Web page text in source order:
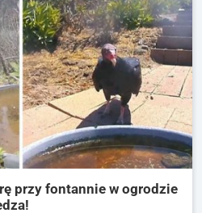
przy fontannie w ogrodzie